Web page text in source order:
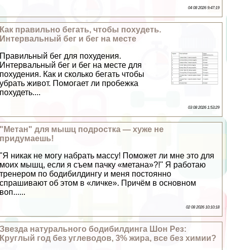
04 08 2026 9:47:19
Как правильно бегать, чтобы похудеть.
Интервальный бег и бег на месте
Правильный бег для похудения.
Интервальный бег и бег на месте для
похудения. Как и сколько бегать чтобы
убрать живот. Помогает ли пробежка
похудеть....
03 08 2026 1:53:29
"Метан" для мышц подростка — хуже не
придумаешь!
"Я никак не могу набрать массу! Поможет ли мне это для
моих мышц, если я съем пачку «метана»?!" Я работаю
тренером по бодибилдингу и меня постоянно
спрашивают об этом в «личке». Причём в основном
воп......
02 08 2026 10:10:18
Звезда натурального бодибилдинга Шон Рез:
Круглый год без углеводов, 3% жира, все без химии?